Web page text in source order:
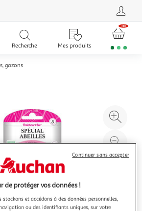
Recherche Mes produits
gazons
à
de protéger vos données !
et accédons à des données personnelles,
ou des identifiants uniques, sur votre
Continuer sans accepter